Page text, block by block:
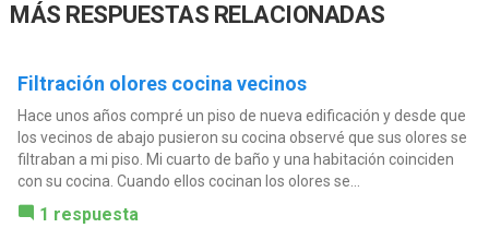
MÁS RESPUESTAS RELACIONADAS
Filtración olores cocina vecinos
Hace unos años compré un piso de nueva edificación y desde que
los vecinos de abajo pusieron su cocina observé que sus olores se
filtraban a mi piso. Mi cuarto de baño y una habitación coinciden
con su cocina. Cuando ellos cocinan los olores se...
1 respuesta